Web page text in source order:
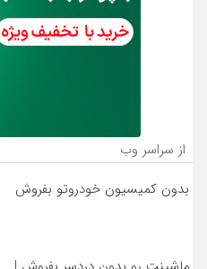
از سراسر وب
بدون کمیسیون خودروتو بفروش